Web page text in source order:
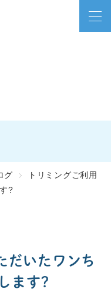
グ
トリミングご利用
?
だいたワンち
ます?